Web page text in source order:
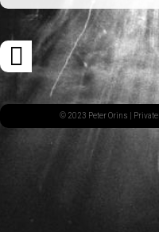
Navigation
des
articles
ARTICLE
PRÉCÉDENT© 2023 Peter Orins | Private